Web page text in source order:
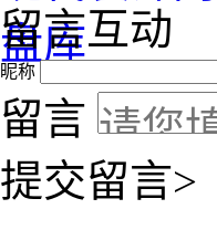
盘库
留言互动
昵称
留言
提交留言>